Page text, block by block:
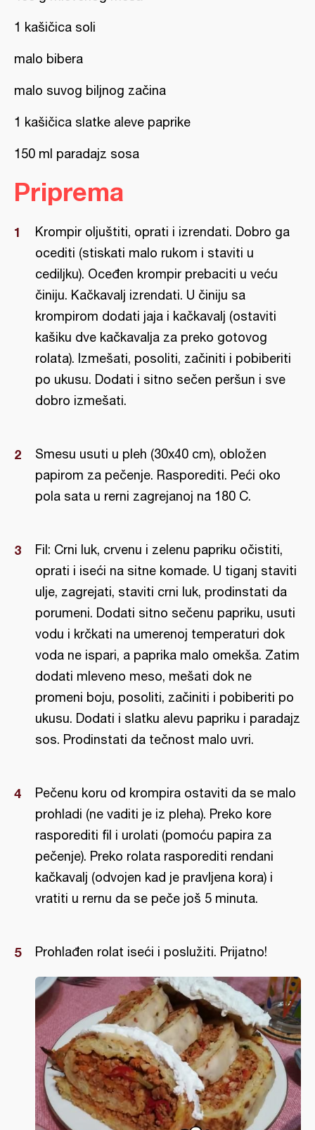
1 kašičica soli
malo bibera
malo suvog biljnog začina
1 kašičica slatke aleve paprike
150 ml paradajz sosa
Priprema
Krompir oljuštiti, oprati i izrendati. Dobro ga
ocediti (stiskati malo rukom i staviti u
cediljku). Oceđen krompir prebaciti u veću
činiju. Kačkavalj izrendati. U činiju sa
krompirom dodati jaja i kačkavalj (ostaviti
kašiku dve kačkavalja za preko gotovog
rolata). Izmešati, posoliti, začiniti i pobiberiti
po ukusu. Dodati i sitno sečen peršun i sve
dobro izmešati.
Smesu usuti u pleh (30x40 cm), obložen
papirom za pečenje. Rasporediti. Peći oko
pola sata u rerni zagrejanoj na 180 C.
Fil: Crni luk, crvenu i zelenu papriku očistiti,
oprati i iseći na sitne komade. U tiganj staviti
ulje, zagrejati, staviti crni luk, prodinstati da
porumeni. Dodati sitno sečenu papriku, usuti
vodu i krčkati na umerenoj temperaturi dok
voda ne ispari, a paprika malo omekša. Zatim
dodati mleveno meso, mešati dok ne
promeni boju, posoliti, začiniti i pobiberiti po
ukusu. Dodati i slatku alevu papriku i paradajz
sos. Prodinstati da tečnost malo uvri.
Pečenu koru od krompira ostaviti da se malo
prohladi (ne vaditi je iz pleha). Preko kore
rasporediti fil i urolati (pomoću papira za
pečenje). Preko rolata rasporediti rendani
kačkavalj (odvojen kad je pravljena kora) i
vratiti u rernu da se peče još 5 minuta.
Prohlađen rolat iseći i poslužiti. Prijatno!